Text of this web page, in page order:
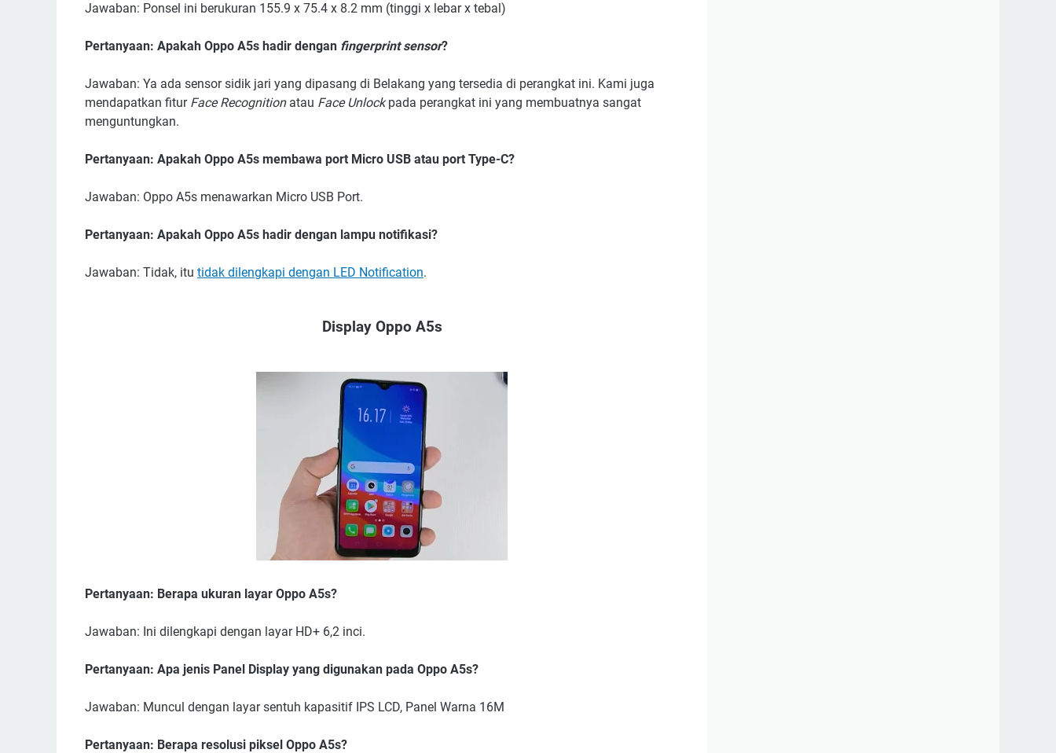
Jawaban: Ponsel ini berukuran 155.9 x 75.4 x 8.2 mm (tinggi x lebar x tebal)
Pertanyaan: Apakah Oppo A5s hadir dengan fingerprint sensor?
Jawaban: Ya ada sensor sidik jari yang dipasang di Belakang yang tersedia di perangkat ini. Kami juga
mendapatkan fitur Face Recognitionatau Face Unlockpada perangkat ini yang membuatnya sangat
menguntungkan.
Pertanyaan: Apakah Oppo A5s membawa port Micro USB atau port Type-C?
Jawaban: Oppo A5s menawarkan Micro USB Port.
Pertanyaan: Apakah Oppo A5s hadir dengan lampu notifikasi?
Jawaban: Tidak, itu tidak dilengkapi dengan LED Notification.
Display Oppo A5s
Pertanyaan: Berapa ukuran layar Oppo A5s?
Jawaban: Ini dilengkapi dengan layar HD+ 6,2 inci.
Pertanyaan: Apa jenis Panel Display yang digunakan pada Oppo A5s?
Jawaban: Muncul dengan layar sentuh kapasitif IPS LCD, Panel Warna 16M
Pertanyaan: Berapa resolusi piksel Oppo A5s?